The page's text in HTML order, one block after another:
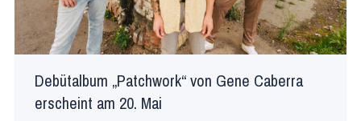
Debütalbum „Patchwork“ von Gene Caberra
erscheint am 20. Mai